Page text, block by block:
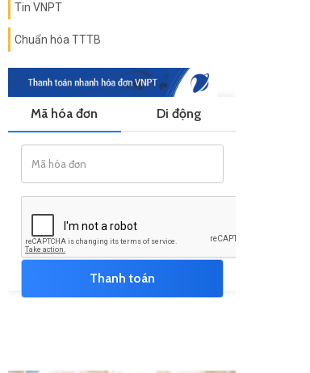
Tin VNPT
Chuẩn hóa TTTB